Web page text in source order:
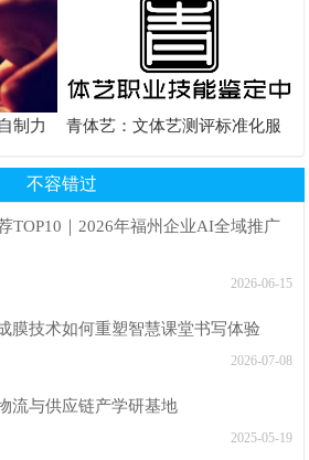
制力
青体艺：文体艺测评标准化服
不容错过
TOP10｜2026年福州企业AI全域推广
2026-06-15
膜技术如何重塑智慧课堂书写体验
2026-07-08
流与供应链产学研基地
2025-05-19